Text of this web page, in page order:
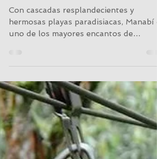
Manabí
Con cascadas resplandecientes y
hermosas playas paradisiacas, Manabí